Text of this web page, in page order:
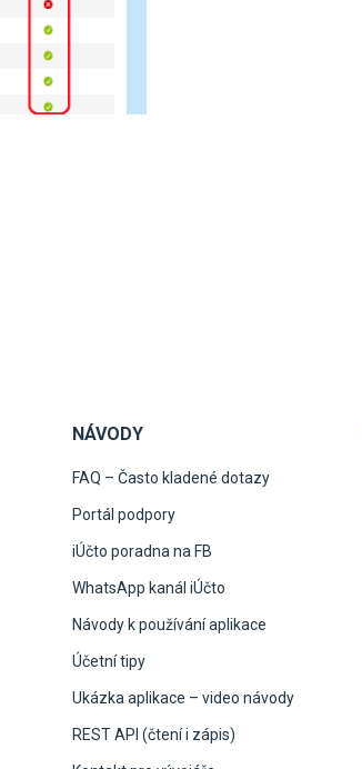
NÁVODY
FAQ – Často kladené dotazy
Portál podpory
iÚčto poradna na FB
WhatsApp kanál iÚčto
Návody k používání aplikace
Účetní tipy
Ukázka aplikace – video návody
REST API (čtení i zápis)